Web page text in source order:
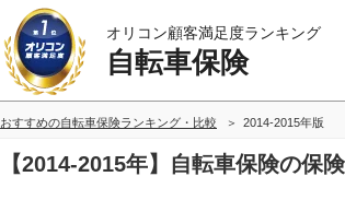
オリコン顧客満足度ランキング
自転車保険
おすすめの自転車保険ランキング・比較 2014-2015年版
【2014-2015年】自転車保険の保